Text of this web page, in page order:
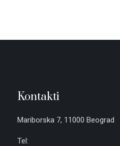
Kontakti
Mariborska 7, 11000 Beograd
Tel: